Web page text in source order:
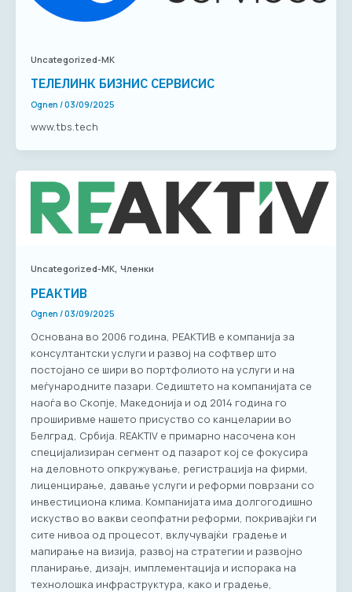
Uncategorized-MK
ТЕЛЕЛИНК БИЗНИС СЕРВИСИС
Ognen /03/09/2025
www.tbs.tech
Uncategorized-MK, Членки
РЕАКТИВ
Ognen /03/09/2025
Основана во 2006 година, РЕАКТИВ е компанија за
консултантски услуги и развој на софтвер што
постојано се шири во портфолиото на услуги и на
меѓународните пазари. Седиштето на компанијата се
наоѓа во Скопје, Македонија и од 2014 година го
проширивме нашето присуство со канцеларии во
Белград, Србија. REAKTIV е примарно насоченa кон
специјализиран сегмент од пазарот кој се фокусира
на деловното опкружување, регистрација на фирми,
лиценцирање, давање услуги и реформи поврзани со
инвестициона клима. Компанијата има долгогодишно
искуство во вакви сеопфатни реформи, покривајќи ги
сите нивоа од процесот, вклучувајќи градење и
мапирање на визија, развој на стратегии и развојно
планирање, дизајн, имплементација и испорака на
технолошка инфраструктура, како и градење,